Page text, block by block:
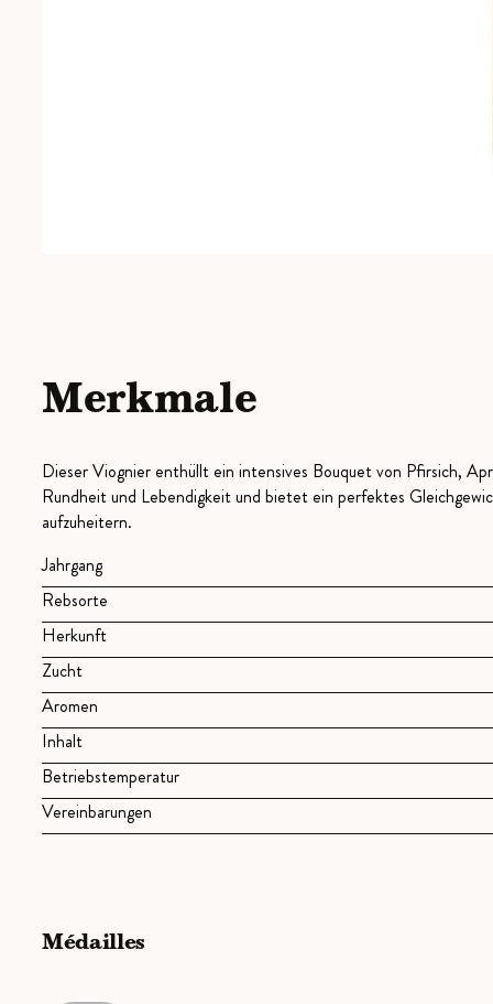
Merkmale
Dieser Viognier enthüllt ein intensives Bouquet von Pfirsich,
Rundheit und Lebendigkeit und bietet ein perfektes
aufzuheitern.
Jahrgang
Rebsorte
Herkunft
Zucht
Aromen
Inhalt
Betriebstemperatur
Vereinbarungen
Médailles